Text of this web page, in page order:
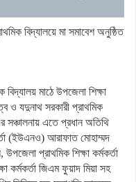
বিদ্যালয়ে মা সমাবেশ অনুষ্ঠিত
মাঠে উপজেলা শিক্ষা
ও যদুনাথ সরকারী প্রাথমিক
সঞ্চালনায় এতে প্রধান অতিথি
(ইউএনও) আরাফাত মোহাম্মদ
প্রাথমিক শিক্ষা কর্মকর্তা
কর্মকর্তা জিএম ফুয়াদ মিয়া সহ